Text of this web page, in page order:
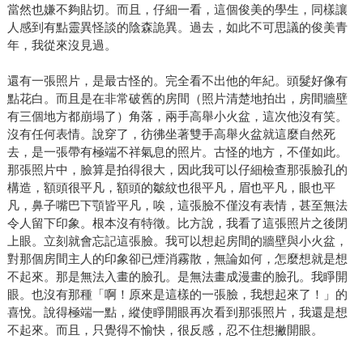
當然也嫌不夠貼切。而且，仔細一看，這個俊美的學生，同樣讓
人感到有點靈異怪談的陰森詭異。過去，如此不可思議的俊美青
年，我從來沒見過。
還有一張照片，是最古怪的。完全看不出他的年紀。頭髮好像有
點花白。而且是在非常破舊的房間（照片清楚地拍出，房間牆壁
有三個地方都崩塌了）角落，兩手高舉小火盆，這次他沒有笑。
沒有任何表情。說穿了，彷彿坐著雙手高舉火盆就這麼自然死
去，是一張帶有極端不祥氣息的照片。古怪的地方，不僅如此。
那張照片中，臉算是拍得很大，因此我可以仔細檢查那張臉孔的
構造，額頭很平凡，額頭的皺紋也很平凡，眉也平凡，眼也平
凡，鼻子嘴巴下顎皆平凡，唉，這張臉不僅沒有表情，甚至無法
令人留下印象。根本沒有特徵。比方說，我看了這張照片之後閉
上眼。立刻就會忘記這張臉。我可以想起房間的牆壁與小火盆，
對那個房間主人的印象卻已煙消霧散，無論如何，怎麼想就是想
不起來。那是無法入畫的臉孔。是無法畫成漫畫的臉孔。我睜開
眼。也沒有那種「啊！原來是這樣的一張臉，我想起來了！」的
喜悅。說得極端一點，縱使睜開眼再次看到那張照片，我還是想
不起來。而且，只覺得不愉快，很反感，忍不住想撇開眼。